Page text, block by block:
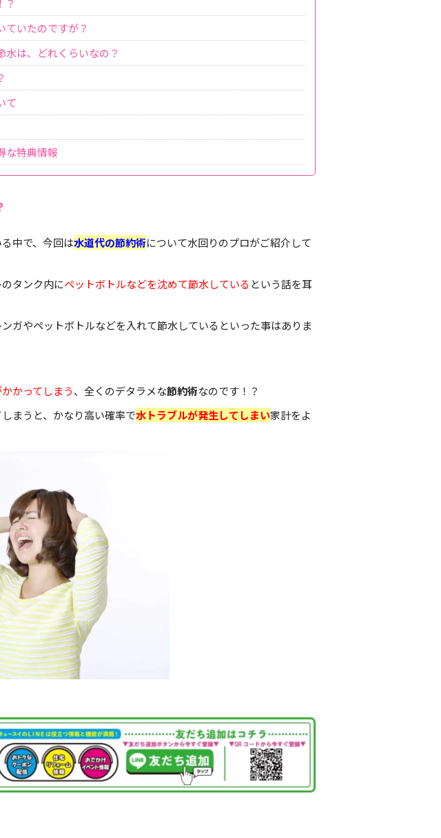
？
ていたのですが？
は、どれくらいなの？
て
な特典情報
中で、今回は水道代の節約術について水回りのプロがご紹介して
タンク内にペットボトルなどを沈めて節水している という話を耳
ガやペットボトルなどを入れて節水しているといった事はありま
かってしまう、全くのデタラメな節約術なのです！？
まうと、かなり高い確率で水トラブルが発生してしまい家計をよ